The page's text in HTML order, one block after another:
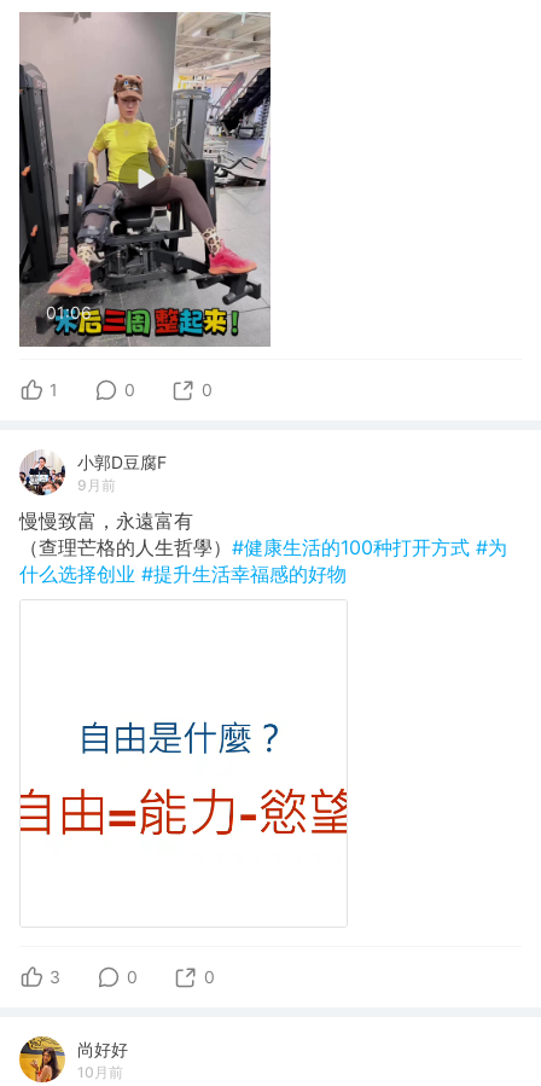
01:06
1 0 0
小郭D豆腐F
9月前
慢慢致富，永遠富有
（查理芒格的人生哲學） #健康生活的100种打开方式 #为
什么选择创业 #提升生活幸福感的好物
3 0 0
尚好好
10月前